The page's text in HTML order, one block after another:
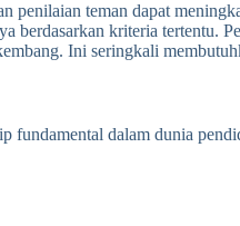
teman dapat
berdasarkan kriteria
Ini seringkali
dalam dunia